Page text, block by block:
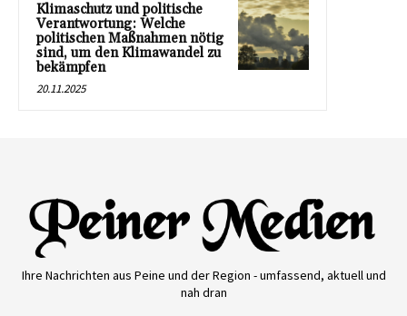
Klimaschutz und politische
Verantwortung: Welche
politischen Maßnahmen nötig
sind, um den Klimawandel zu
bekämpfen
20.11.2025
Ihre Nachrichten aus Peine und der Region - umfassend, aktuell und
nah dran